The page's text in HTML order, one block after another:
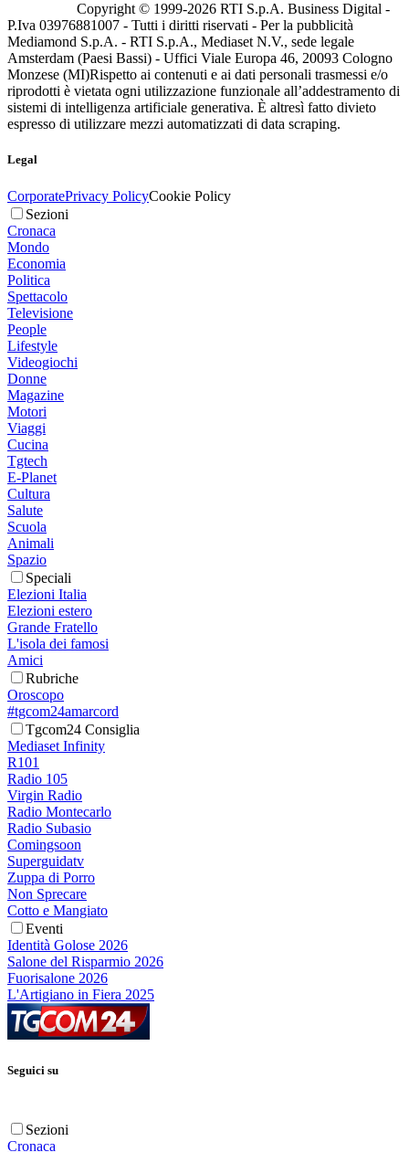
Copyright © 1999-2026 RTI S.p.A. Business Digital -
P.Iva 03976881007 - Tutti i diritti riservati - Per la pubblicità
Mediamond S.p.A. - RTI S.p.A., Mediaset N.V., sede legale
Amsterdam (Paesi Bassi) - Uffici Viale Europa 46, 20093 Cologno
Monzese (MI)Rispetto ai contenuti e ai dati personali trasmessi e/o
riprodotti è vietata ogni utilizzazione funzionale all’addestramento di
sistemi di intelligenza artificiale generativa. È altresì fatto divieto
espresso di utilizzare mezzi automatizzati di data scraping.
Legal
CorporatePrivacy PolicyCookie Policy
Sezioni
Cronaca
Mondo
Economia
Politica
Spettacolo
Televisione
People
Lifestyle
Videogiochi
Donne
Magazine
Motori
Viaggi
Cucina
Tgtech
E-Planet
Cultura
Salute
Scuola
Animali
Spazio
Speciali
Elezioni Italia
Elezioni estero
Grande Fratello
L'isola dei famosi
Amici
Rubriche
Oroscopo
#tgcom24amarcord
Tgcom24 Consiglia
Mediaset Infinity
R101
Radio 105
Virgin Radio
Radio Montecarlo
Radio Subasio
Comingsoon
Superguidatv
Zuppa di Porro
Non Sprecare
Cotto e Mangiato
Eventi
Identità Golose 2026
Salone del Risparmio 2026
Fuorisalone 2026
L'Artigiano in Fiera 2025
Seguici su
Sezioni
Cronaca